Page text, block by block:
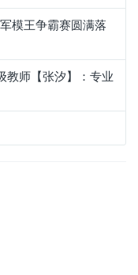
模王争霸赛圆满落
教师【张汐】：专业